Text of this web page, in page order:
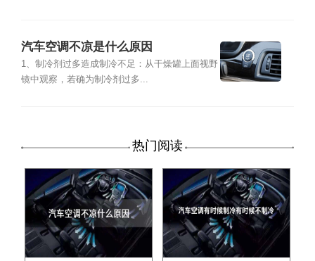
汽车空调不凉是什么原因
1、制冷剂过多造成制冷不足：从干燥罐上面视野
镜中观察，若确为制冷剂过多...
热门阅读